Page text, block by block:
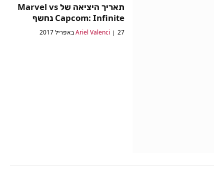
תאריך היציאה של Marvel vs
Capcom: Infinite נחשף
Ariel Valenci 27 באפריל 2017